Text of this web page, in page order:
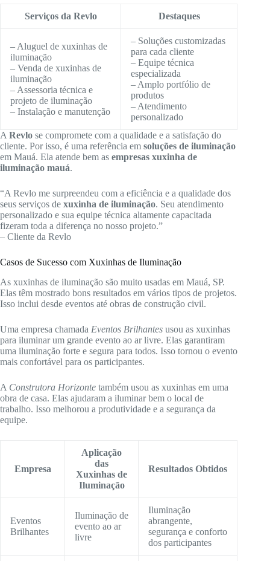
Serviços da Revlo Destaques
– Aluguel de xuxinhas de
iluminação
– Venda de xuxinhas de
iluminação
– Assessoria técnica e
projeto de iluminação
– Instalação e manutenção
– Soluções customizadas
para cada cliente
– Equipe técnica
especializada
– Amplo portfólio de
produtos
– Atendimento
personalizado
A Revlo se compromete com a qualidade e a satisfação do
cliente. Por isso, é uma referência em soluções de iluminação
em Mauá. Ela atende bem as empresas xuxinha de
iluminação mauá.
“A Revlo me surpreendeu com a eficiência e a qualidade dos
seus serviços de xuxinha de iluminação. Seu atendimento
personalizado e sua equipe técnica altamente capacitada
fizeram toda a diferença no nosso projeto.”
– Cliente da Revlo
Casos de Sucesso com Xuxinhas de Iluminação
As xuxinhas de iluminação são muito usadas em Mauá, SP.
Elas têm mostrado bons resultados em vários tipos de projetos.
Isso inclui desde eventos até obras de construção civil.
Uma empresa chamada Eventos Brilhantes usou as xuxinhas
para iluminar um grande evento ao ar livre. Elas garantiram
uma iluminação forte e segura para todos. Isso tornou o evento
mais confortável para os participantes.
A Construtora Horizonte também usou as xuxinhas em uma
obra de casa. Elas ajudaram a iluminar bem o local de
trabalho. Isso melhorou a produtividade e a segurança da
equipe.
Empresa
Aplicação
das
Xuxinhas de
Iluminação
Resultados Obtidos
Eventos
Brilhantes
Iluminação de
evento ao ar
livre
Iluminação
abrangente,
segurança e conforto
dos participantes